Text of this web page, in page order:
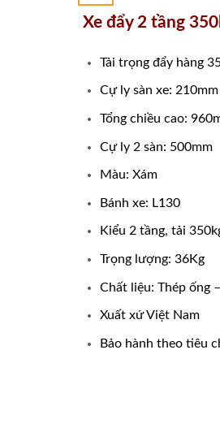
Xe đẩy 2 tầng
Tải trọng đẩy hàng
Cự ly sàn xe: 210mm
Tổng chiều cao:
Cự ly 2 sàn: 500mm
Màu: Xám
Bánh xe: L130
Kiểu 2 tầng, tải
Trọng lượng: 36Kg
Chất liệu: Thép ống
Xuất xứ Việt Nam
Bảo hành theo tiêu